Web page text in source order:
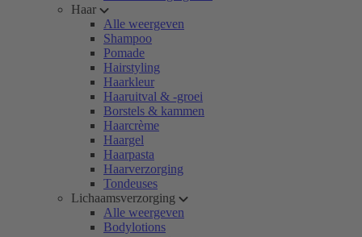
Haar
Alle weergeven
Shampoo
Pomade
Hairstyling
Haarkleur
Haaruitval & -groei
Borstels & kammen
Haarcrème
Haargel
Haarpasta
Haarverzorging
Tondeuses
Lichaamsverzorging
Alle weergeven
Bodylotions